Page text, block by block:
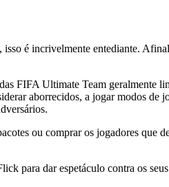
é incrivelmente entediante.
FIFA Ultimate Team geralmente
aborrecidos, a jogar modos de
ou comprar os jogadores
para dar espetáculo contra os